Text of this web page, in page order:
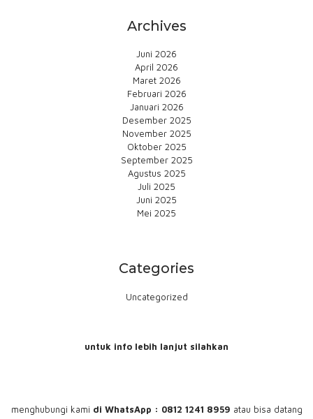
Archives
Juni 2026
April 2026
Maret 2026
Februari 2026
Januari 2026
Desember 2025
November 2025
Oktober 2025
September 2025
Agustus 2025
Juli 2025
Juni 2025
Mei 2025
Categories
Uncategorized
untuk info lebih lanjut silahkan
menghubungi kami di WhatsApp : 0812 1241 8959 atau bisa datang